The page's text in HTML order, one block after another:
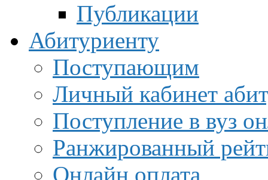
Публикации
Абитуриенту
Поступающим
Личный кабинет
Поступление в вуз
Ранжированный
Онлайн оплата